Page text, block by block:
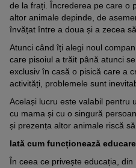
de la frați. Încrederea pe care o
altor animale depinde, de
învățat între a doua și a zecea
Atunci când îți alegi noul
care pisoiul a trăit până atunci
exclusiv în casă o pisică care a
activități, problemele sunt
Același lucru este valabil pentru
cu mama și cu o singură
și prezența altor animale riscă
Iată cum funcționează
În ceea ce privește educația,